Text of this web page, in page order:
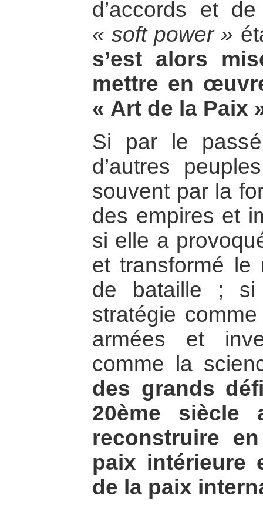
d’accords et
« soft power »
s’est alors
mettre en
« Art de la Paix
Si par le
d’autres
souvent par la
des empires et
si elle a
et transformé le
de bataille ;
stratégie
armées et
comme la
des grands
20ème
reconstruire
paix intérieure
de la paix